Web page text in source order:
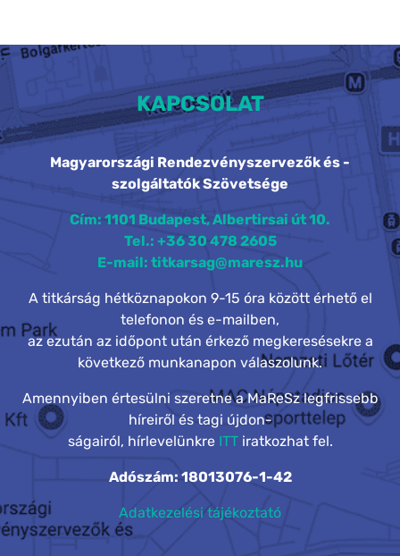
KAPCSOLAT
Magyarországi Rendezvényszervezők és -
szolgáltatók Szövetsége
Cím: 1101 Budapest, Albertirsai út 10.
Tel.: +36 30 478 2605
E-mail: titkarsag@maresz.hu
A titkárság hétköznapokon 9-15 óra között érhető el
telefonon és e-mailben,
az ezután az időpont után érkező megkeresésekre a
következő munkanapon válaszolunk.
Amennyiben értesülni szeretne a MaReSz legfrissebb
híreiről és tagi újdon-
ságairól, hírlevelünkre ITTiratkozhat fel.
Adószám: 18013076-1-42
Adatkezelési tájékoztató